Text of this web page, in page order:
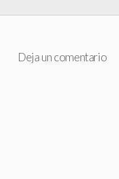
Deja un comentario